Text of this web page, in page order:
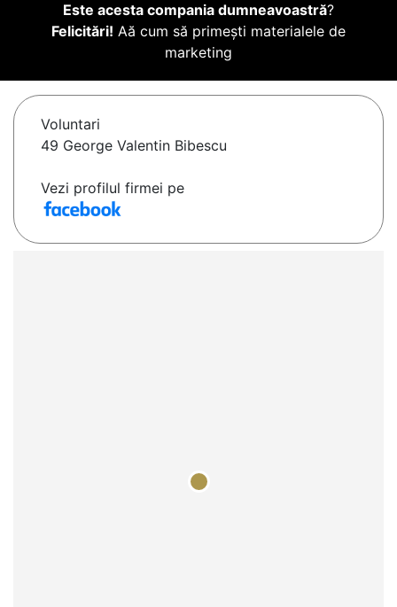
Este acesta compania dumneavoastră?
Felicitări! Aă cum să primești materialele de
marketing
Voluntari
49 George Valentin Bibescu
Vezi profilul firmei pe